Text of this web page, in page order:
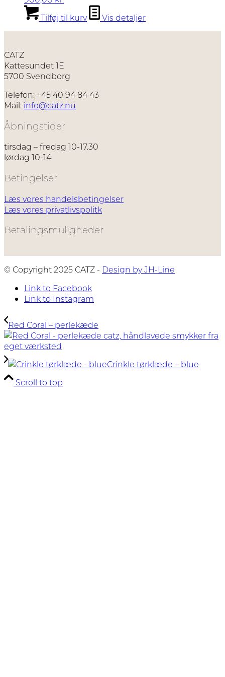
Tilføj til kurv
Vis detaljer
CATZ
Kattesundet 1E
5700 Svendborg
Telefon: +45 40 94 84 43
Mail: info@catz.nu
Åbningstider
tirsdag – fredag 10-17.30
lørdag 10-14
Betingelser
Læs vores handelsbetingelser
Læs vores privatlivspolitk
Betalingsmuligheder
© Copyright 2025 CATZ - Design by JH-Line
Link to Facebook
Link to Instagram
Red Coral – perlekæde
Crinkle tørklæde – blue
Scroll to top